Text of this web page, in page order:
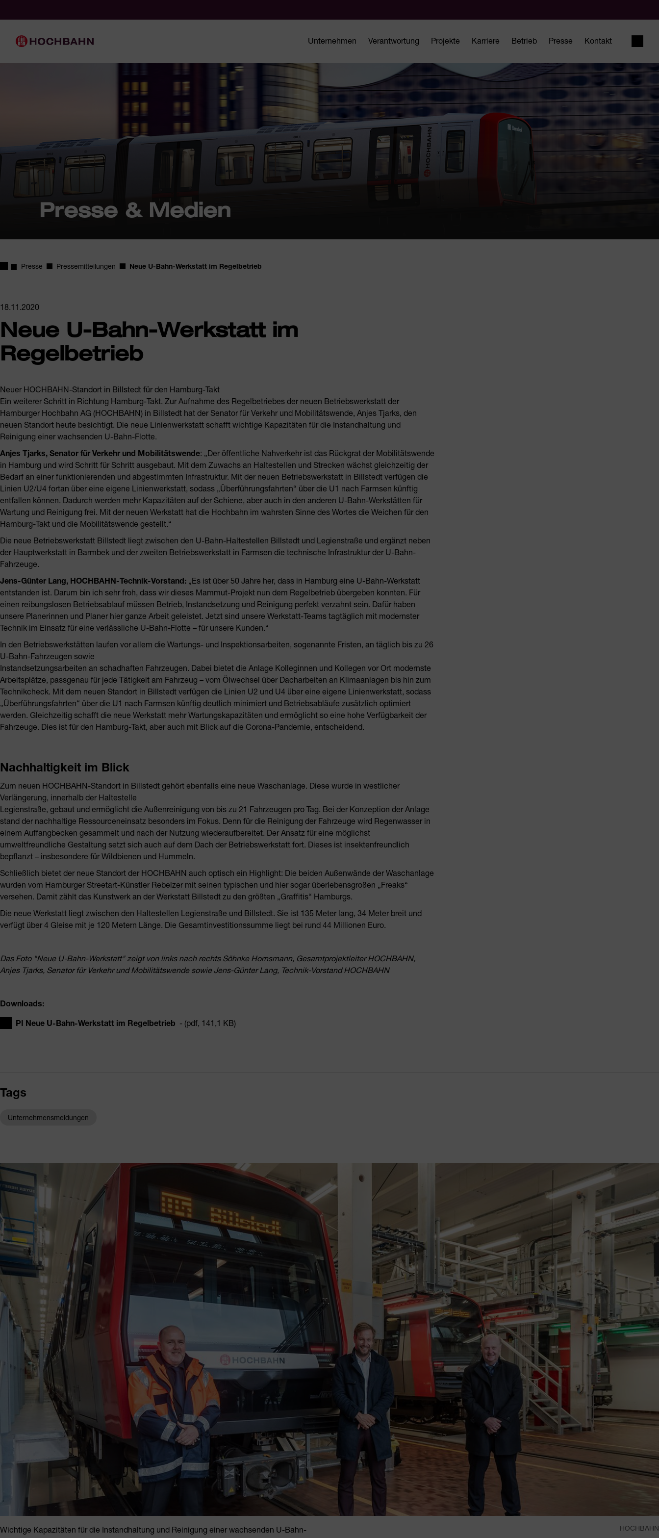
Hauptnavigation
Unternehmen Verantwortung Projekte Karriere Betrieb Presse Kontakt
Presse & Medien
Startseite
Presse Pressemitteilungen Neue U-Bahn-Werkstatt im Regelbetrieb
18.11.2020
Neue U-Bahn-Werkstatt im
Regelbetrieb
Neuer HOCHBAHN-Standort in Billstedt für den Hamburg-Takt
Ein weiterer Schritt in Richtung Hamburg-Takt. Zur Aufnahme des Regelbetriebes der neuen Betriebswerkstatt der
Hamburger Hochbahn AG (HOCHBAHN) in Billstedt hat der Senator für Verkehr und Mobilitätswende, Anjes Tjarks, den
neuen Standort heute besichtigt. Die neue Linienwerkstatt schafft wichtige Kapazitäten für die Instandhaltung und
Reinigung einer wachsenden U-Bahn-Flotte.
Anjes Tjarks, Senator für Verkehr und Mobilitätswende: „Der öffentliche Nahverkehr ist das Rückgrat der Mobilitätswende
in Hamburg und wird Schritt für Schritt ausgebaut. Mit dem Zuwachs an Haltestellen und Strecken wächst gleichzeitig der
Bedarf an einer funktionierenden und abgestimmten Infrastruktur. Mit der neuen Betriebswerkstatt in Billstedt verfügen die
Linien U2/U4 fortan über eine eigene Linienwerkstatt, sodass „Überführungsfahrten“ über die U1 nach Farmsen künftig
entfallen können. Dadurch werden mehr Kapazitäten auf der Schiene, aber auch in den anderen U-Bahn-Werkstätten für
Wartung und Reinigung frei. Mit der neuen Werkstatt hat die Hochbahn im wahrsten Sinne des Wortes die Weichen für den
Hamburg-Takt und die Mobilitätswende gestellt.“
Die neue Betriebswerkstatt Billstedt liegt zwischen den U-Bahn-Haltestellen Billstedt und Legienstraße und ergänzt neben
der Hauptwerkstatt in Barmbek und der zweiten Betriebswerkstatt in Farmsen die technische Infrastruktur der U-Bahn-
Fahrzeuge.
Jens-Günter Lang, HOCHBAHN-Technik-Vorstand: „Es ist über 50 Jahre her, dass in Hamburg eine U-Bahn-Werkstatt
entstanden ist. Darum bin ich sehr froh, dass wir dieses Mammut-Projekt nun dem Regelbetrieb übergeben konnten. Für
einen reibungslosen Betriebsablauf müssen Betrieb, Instandsetzung und Reinigung perfekt verzahnt sein. Dafür haben
unsere Planerinnen und Planer hier ganze Arbeit geleistet. Jetzt sind unsere Werkstatt-Teams tagtäglich mit modernster
Technik im Einsatz für eine verlässliche U-Bahn-Flotte – für unsere Kunden.“
In den Betriebswerkstätten laufen vor allem die Wartungs- und Inspektionsarbeiten, sogenannte Fristen, an täglich bis zu 26
U-Bahn-Fahrzeugen sowie
Instandsetzungsarbeiten an schadhaften Fahrzeugen. Dabei bietet die Anlage Kolleginnen und Kollegen vor Ort modernste
Arbeitsplätze, passgenau für jede Tätigkeit am Fahrzeug – vom Ölwechsel über Dacharbeiten an Klimaanlagen bis hin zum
Technikcheck. Mit dem neuen Standort in Billstedt verfügen die Linien U2 und U4 über eine eigene Linienwerkstatt, sodass
„Überführungsfahrten“ über die U1 nach Farmsen künftig deutlich minimiert und Betriebsabläufe zusätzlich optimiert
werden. Gleichzeitig schafft die neue Werkstatt mehr Wartungskapazitäten und ermöglicht so eine hohe Verfügbarkeit der
Fahrzeuge. Dies ist für den Hamburg-Takt, aber auch mit Blick auf die Corona-Pandemie, entscheidend.
Nachhaltigkeit im Blick
Zum neuen HOCHBAHN-Standort in Billstedt gehört ebenfalls eine neue Waschanlage. Diese wurde in westlicher
Verlängerung, innerhalb der Haltestelle
Legienstraße, gebaut und ermöglicht die Außenreinigung von bis zu 21 Fahrzeugen pro Tag. Bei der Konzeption der Anlage
stand der nachhaltige Ressourceneinsatz besonders im Fokus. Denn für die Reinigung der Fahrzeuge wird Regenwasser in
einem Auffangbecken gesammelt und nach der Nutzung wiederaufbereitet. Der Ansatz für eine möglichst
umweltfreundliche Gestaltung setzt sich auch auf dem Dach der Betriebswerkstatt fort. Dieses ist insektenfreundlich
bepflanzt – insbesondere für Wildbienen und Hummeln.
Schließlich bietet der neue Standort der HOCHBAHN auch optisch ein Highlight: Die beiden Außenwände der Waschanlage
wurden vom Hamburger Streetart-Künstler Rebelzer mit seinen typischen und hier sogar überlebensgroßen „Freaks“
versehen. Damit zählt das Kunstwerk an der Werkstatt Billstedt zu den größten „Graffitis“ Hamburgs.
Die neue Werkstatt liegt zwischen den Haltestellen Legienstraße und Billstedt. Sie ist 135 Meter lang, 34 Meter breit und
verfügt über 4 Gleise mit je 120 Metern Länge. Die Gesamtinvestitionssumme liegt bei rund 44 Millionen Euro.
Das Foto "Neue U-Bahn-Werkstatt" zeigt von links nach rechts Söhnke Hornsmann, Gesamtprojektleiter HOCHBAHN,
Anjes Tjarks, Senator für Verkehr und Mobilitätswende sowie Jens-Günter Lang, Technik-Vorstand HOCHBAHN
Downloads:
PI Neue U-Bahn-Werkstatt im Regelbetrieb - (pdf, 141,1 KB)
Tags
Unternehmensmeldungen
Wichtige Kapazitäten für die Instandhaltung und Reinigung einer wachsenden U-Bahn-
HOCHBAHN